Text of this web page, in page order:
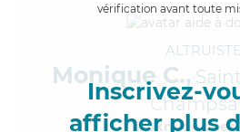
vérification avant toute
Inscrivez-
afficher plus
ALTRUISTE
Monique C.,
à 5km de chez